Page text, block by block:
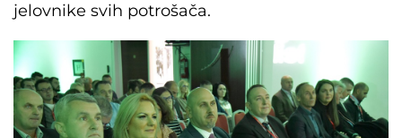
jelovnike svih potrošača.